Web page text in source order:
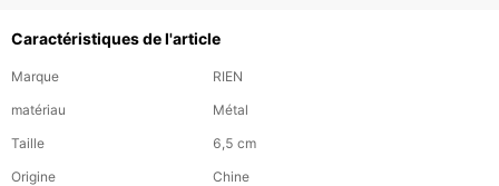
Caractéristiques de l'article
Marque
RIEN
matériau
Métal
Taille
6,5 cm
Origine
Chine